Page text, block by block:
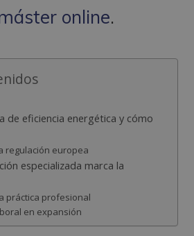
online.
de eficiencia energética y cómo
regulación europea
especializada marca la
práctica profesional
en expansión